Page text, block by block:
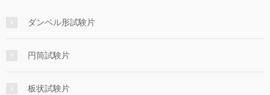
ダンベル形試験片
円筒試験片
板状試験片